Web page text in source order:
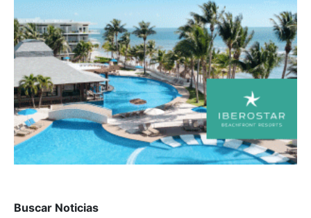
Buscar Noticias